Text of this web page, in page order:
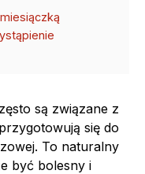
są związane z
się do
To naturalny
być bolesny i